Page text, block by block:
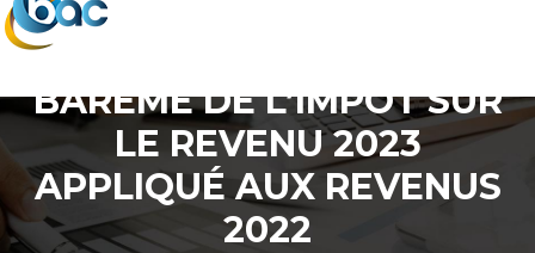
Aller
au
BARÈME DE L’IMPÔT SUR
LE REVENU 2023
APPLIQUÉ AUX REVENUS
2022